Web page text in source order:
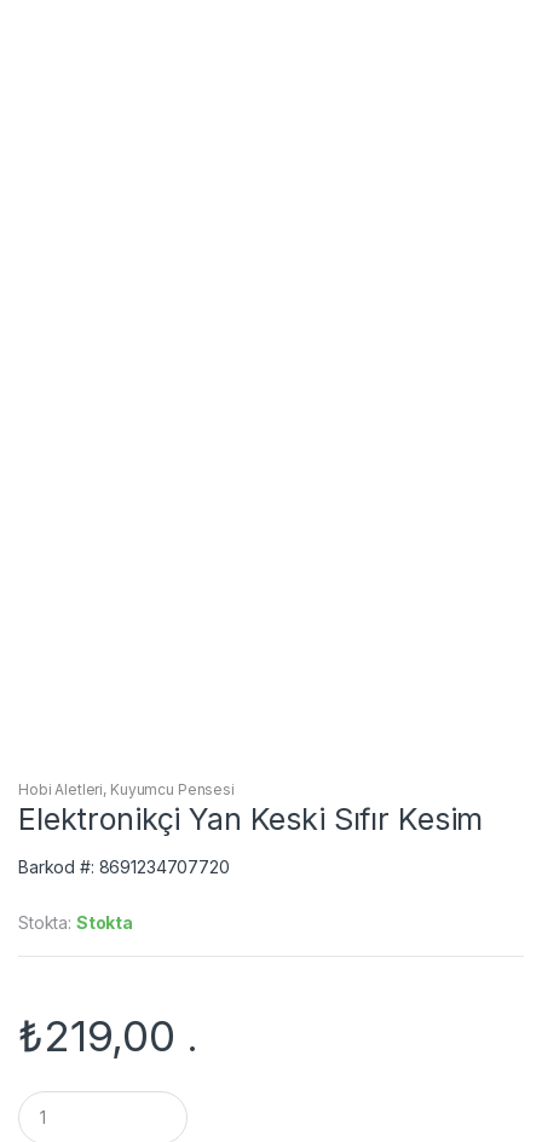
Hobi Aletleri, Kuyumcu Pensesi
Elektronikçi Yan Keski Sıfır Kesim
Barkod #: 8691234707720
Stokta: Stokta
₺219,00 .
Q
u